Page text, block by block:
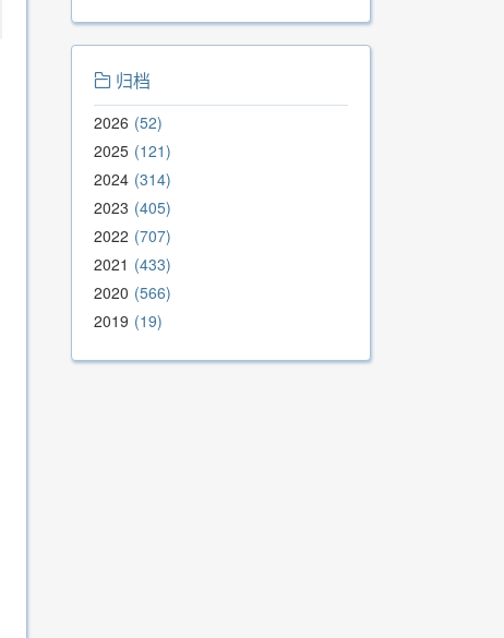
归档
2026 52
2025 121
2024 314
2023 405
2022 707
2021
433
2020 566
2019 19